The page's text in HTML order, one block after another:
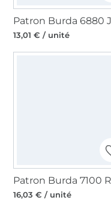
13,01 € / unité
16,03 € / unité